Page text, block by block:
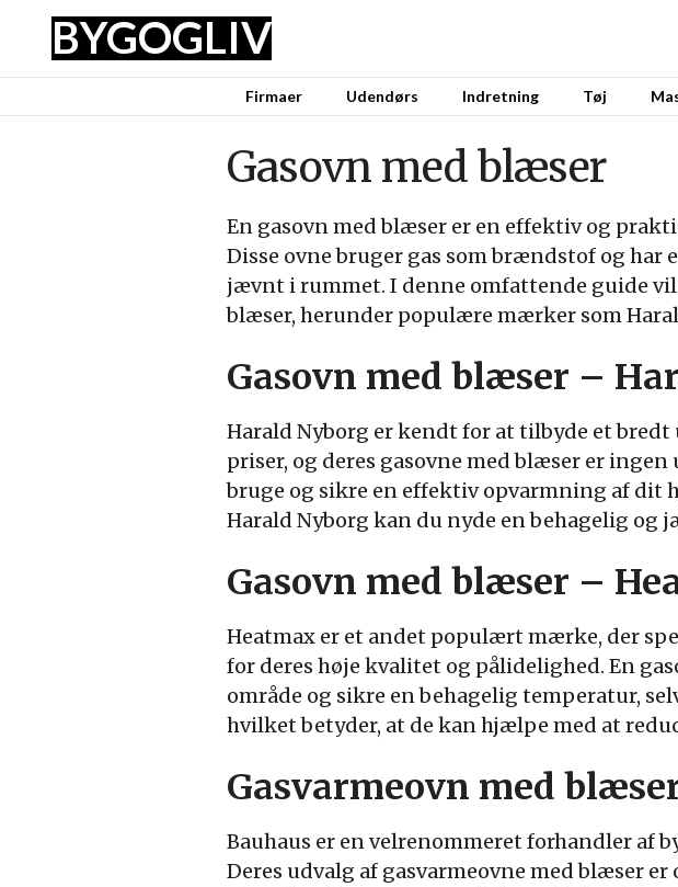
BYGOGLIV
Firmaer Udendørs Indretning Tøj
Gasovn med blæser
En gasovn med blæser er en effektiv og
Disse ovne bruger gas som brændstof og
jævnt i rummet. I denne omfattende guide
blæser, herunder populære mærker som
Gasovn med blæser –
Harald Nyborg er kendt for at tilbyde et
priser, og deres gasovne med blæser er
bruge og sikre en effektiv opvarmning af dit
Harald Nyborg kan du nyde en behagelig og
Gasovn med blæser –
Heatmax er et andet populært mærke, der
for deres høje kvalitet og pålidelighed. En
område og sikre en behagelig temperatur,
hvilket betyder, at de kan hjælpe med at
Gasvarmeovn med
Bauhaus er en velrenommeret forhandler af
Deres udvalg af gasvarmeovne med blæser